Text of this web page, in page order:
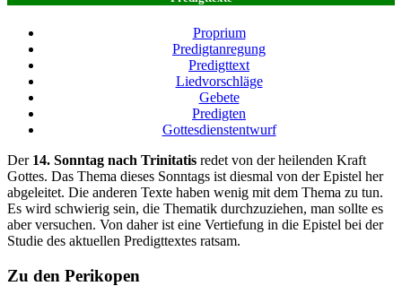
Proprium
Predigtanregung
Predigttext
Liedvorschläge
Gebete
Predigten
Gottesdienstentwurf
Der 14. Sonntag nach Trinitatis redet von der heilenden Kraft
Gottes. Das Thema dieses Sonntags ist diesmal von der Epistel her
abgeleitet. Die anderen Texte haben wenig mit dem Thema zu tun.
Es wird schwierig sein, die Thematik durchzuziehen, man sollte es
aber versuchen. Von daher ist eine Vertiefung in die Epistel bei der
Studie des aktuellen Predigttextes ratsam.
Zu den Perikopen